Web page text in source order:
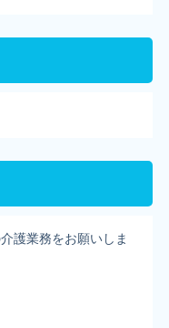
護業務をお願いしま